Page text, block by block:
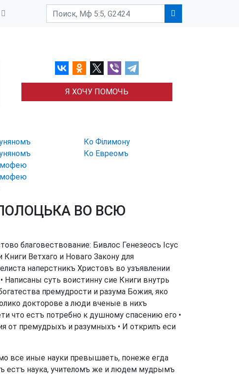
Я ХОЧУ ПОМОЧЬ
Ко Філимону
Ко Евреомъ
ВО ВСЮ
благовествование: Бивлос Генезеосъ Ісус
Ветхаго и Новаго Закону для
наперстникъ Христовъ во узъявлении
Написаны суть воистинну сие Книги внутрь
премудрости и разума Божия, яко
докторове а люди вченые в нихъ
что естъ потребно к душному спасению его •
от премудрыхъ и разумныхъ • И открилъ еси
все иные науки превышаеть, понеже егда
естъ наука, учителомъ же и людем мудрымъ